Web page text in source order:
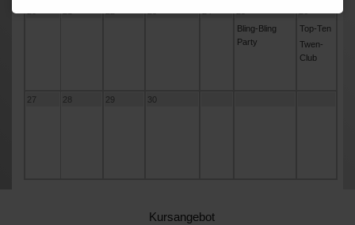
Bling-Bling
Party
Top-Ten
Twen-
Club
27 28 29 30
Kursangebot